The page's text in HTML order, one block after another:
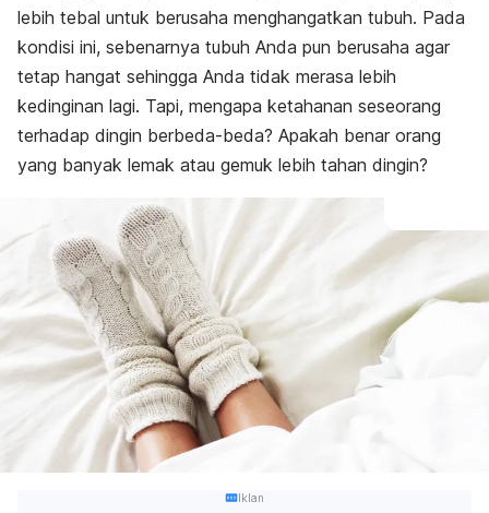
lebih tebal untuk berusaha menghangatkan tubuh. Pada
kondisi ini, sebenarnya tubuh Anda pun berusaha agar
tetap hangat sehingga Anda tidak merasa lebih
kedinginan lagi. Tapi, mengapa ketahanan seseorang
terhadap dingin berbeda-beda? Apakah benar orang
yang banyak lemak atau gemuk lebih tahan dingin?
Iklan